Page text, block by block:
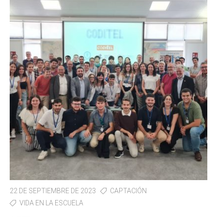
22 DE SEPTIEMBRE DE 2023
CAPTACIÓN
VIDA EN LA ESCUELA